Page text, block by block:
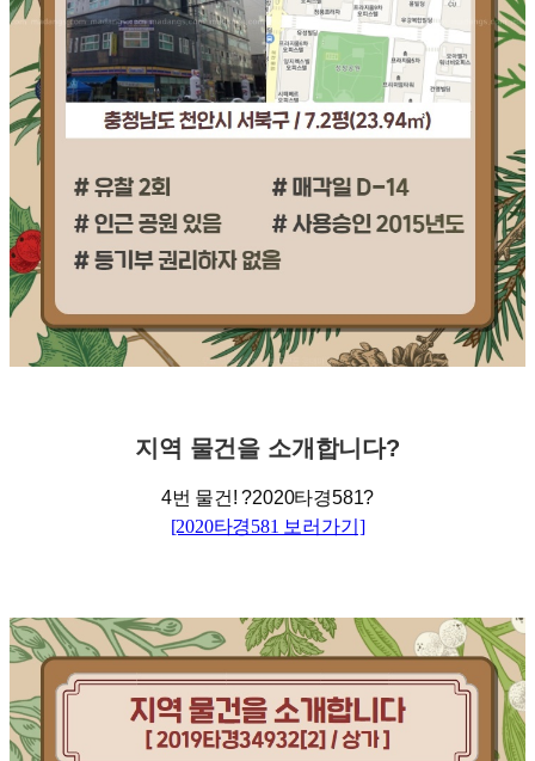
지역 물건을 소개합니다?
4번 물건!?2020타경581?
[2020타경581 보러가기]